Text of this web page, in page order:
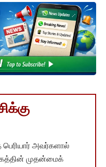
அவர்களால்
முதன்மைக்